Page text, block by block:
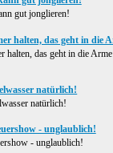
gut jonglieren!
halten, das geht in die Arme
natürlich!
- unglaublich!